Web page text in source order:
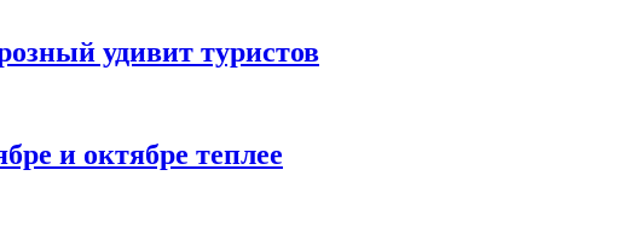
удивит туристов
и октябре теплее